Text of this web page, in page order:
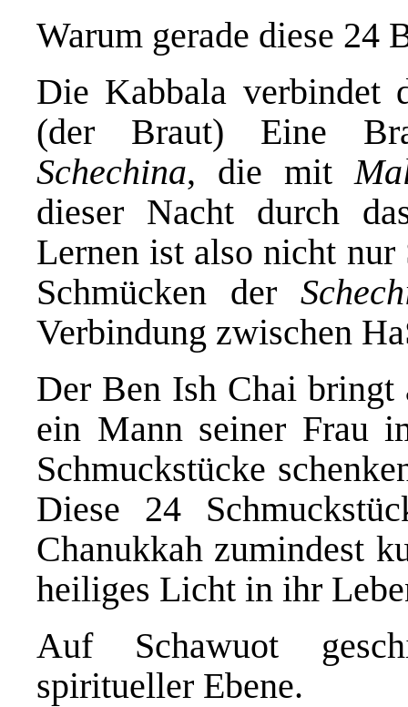
Warum gerade diese 24
Die Kabbala
(der Braut) Eine
Schechina, die mit
dieser Nacht durch
Lernen ist also nicht nur
Schmücken der
Verbindung zwischen
Der Ben Ish Chai bringt
ein Mann seiner Frau
Schmuckstücke
Diese 24
Chanukkah zumindest
heiliges Licht in ihr
Auf Schawuot
spiritueller Ebene.